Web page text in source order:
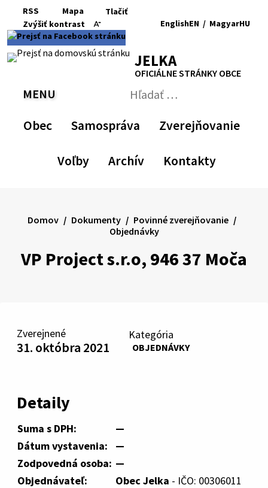
Preskočiť
obsah
RSS
RSS
Mapa
Mapa
Tlačiť
Zvýšiť kontrast
Zvýšiť
kontrast
Zmenšiť
veľkosť
Nastaviť
pôvodnú
veľkosť
písma
veľkosť
písma
EnglishEN
English
/ MagyarHU
Magyar
JELKA
OFICIÁLNE STRÁNKY OBCE
PREPNÚŤ
MENU
Obec Samospráva Zverejňovanie
Voľby Archív Kontakty
Hľadať:
formulár
VP Project s.r.o, 946 37 Moča
Domov Dokumenty
Povinné zverejňovanie
Objednávky
Zverejnené
31. októbra 2021
Kategória
OBJEDNÁVKY
Detaily
Suma s DPH:
—
Dátum vystavenia:
—
Zodpovedná osoba: —
Objednávateľ:
Obec Jelka - IČO: 00306011